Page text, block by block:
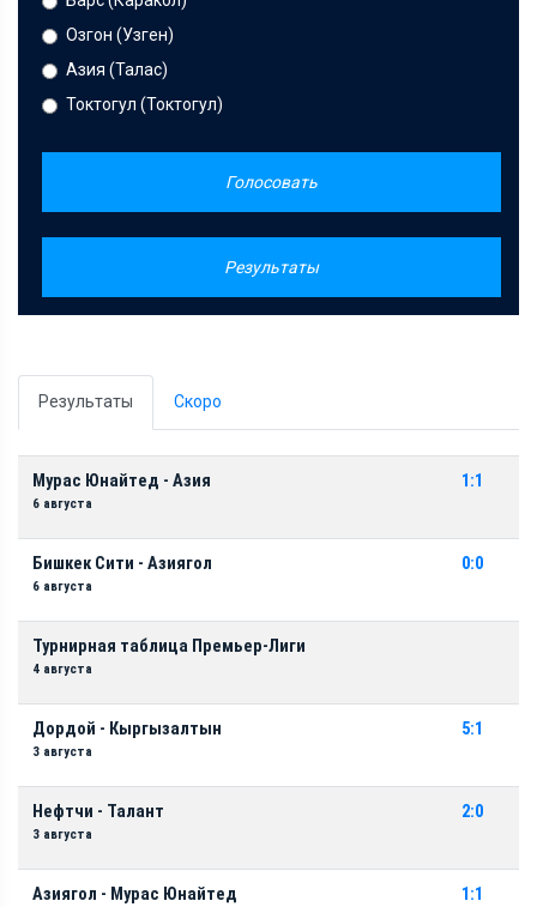
Озгон (Узген)
Азия (Талас)
Токтогул (Токтогул)
Голосовать
Результаты
Результаты Скоро
Мурас Юнайтед - Азия
6 августа
1:1
Бишкек Сити - Азиягол
6 августа
0:0
Турнирная таблица Премьер-Лиги
4 августа
Дордой - Кыргызалтын
3 августа
5:1
Нефтчи - Талант
3 августа
2:0
Азиягол - Мурас Юнайтед 1:1